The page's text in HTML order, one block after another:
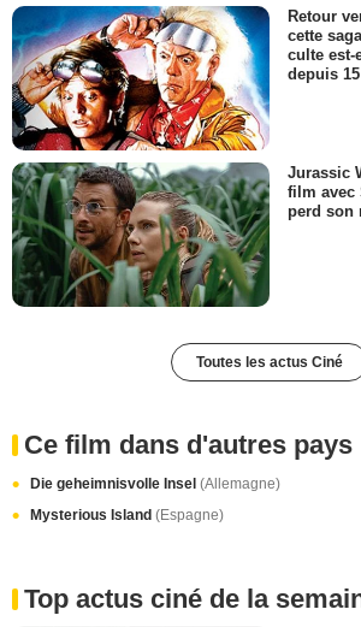
Retour
cette
culte est-
depuis
Jurassic
film avec
perd son
Toutes les actus Ciné
Ce film dans d'autres pays
Die geheimnisvolle Insel (Allemagne)
Mysterious Island (Espagne)
Top actus ciné de la